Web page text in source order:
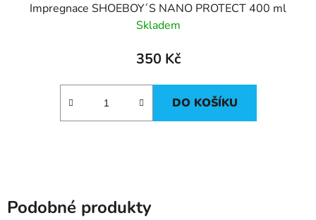
Impregnace SHOEBOY´S NANO PROTECT 400 ml
Skladem
350 Kč
DO KOŠÍKU
Podobné produkty